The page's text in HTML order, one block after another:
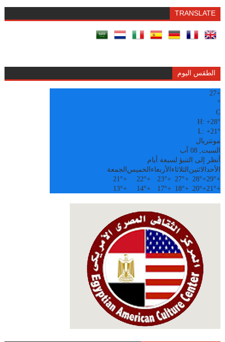
TRANSLATE
الطقس اليوم
+
27
°
C
H:+28°
L:+21°
مونتريال
السبت, 08 آب
أنظر إلى التنبؤ لسبعة أيام
الأحدالاثنين الثلاثاء الأربعاء الخميس الجمعة
+
29°
+
28°
+
27°
+
23°
+
22°
+
21°
+
21°
+
20°
+
18°
+
17°
+
14°
+
13°